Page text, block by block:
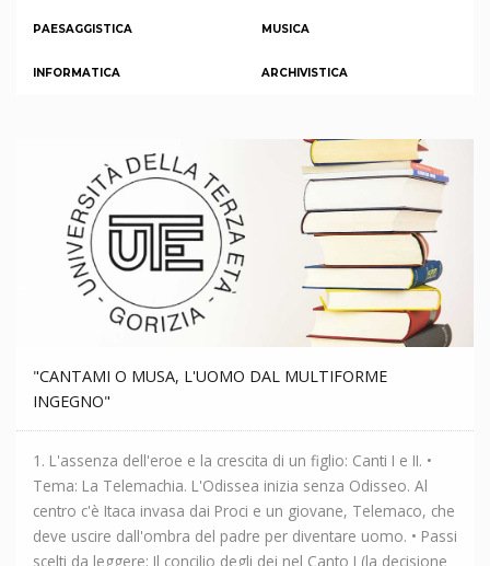
PAESAGGISTICA MUSICA
INFORMATICA ARCHIVISTICA
"CANTAMI O MUSA, L'UOMO DAL MULTIFORME
INGEGNO"
1. L'assenza dell'eroe e la crescita di un figlio: Canti I e II. •
Tema: La Telemachia. L'Odissea inizia senza Odisseo. Al
centro c'è Itaca invasa dai Proci e un giovane, Telemaco, che
deve uscire dall'ombra del padre per diventare uomo. • Passi
scelti da leggere: Il concilio degli dei nel Canto I (la decisione